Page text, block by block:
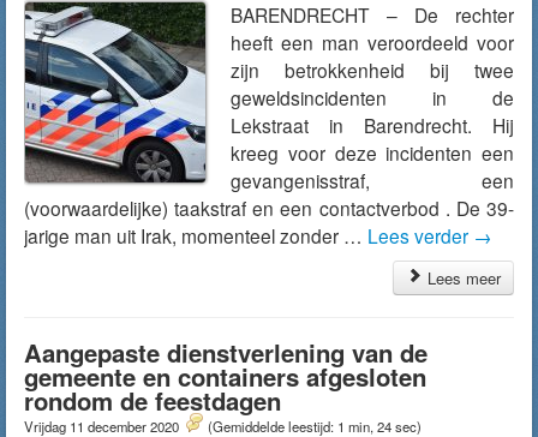
BARENDRECHT – De rechter
heeft een man veroordeeld voor
zijn betrokkenheid bij twee
geweldsincidenten in de
Lekstraat in Barendrecht. Hij
kreeg voor deze incidenten een
gevangenisstraf, een
(voorwaardelijke) taakstraf en een contactverbod . De 39-
jarige man uit Irak, momenteel zonder … Lees verder →
Lees meer
Aangepaste dienstverlening van de
gemeente en containers afgesloten
rondom de feestdagen
Vrijdag 11 december 2020 (Gemiddelde leestijd: 1 min, 24 sec)